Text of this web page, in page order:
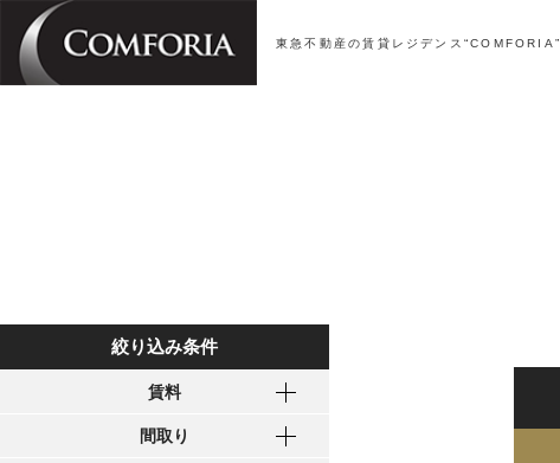
東急不動産の賃貸レジデンス“COMFORIA”
絞り込み条件
賃料
間取り